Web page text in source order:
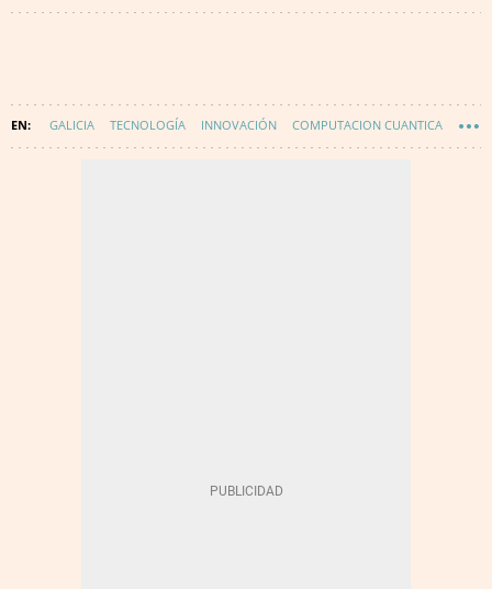
GALICIA TECNOLOGÍA INNOVACIÓN COMPUTACION CUANTICA